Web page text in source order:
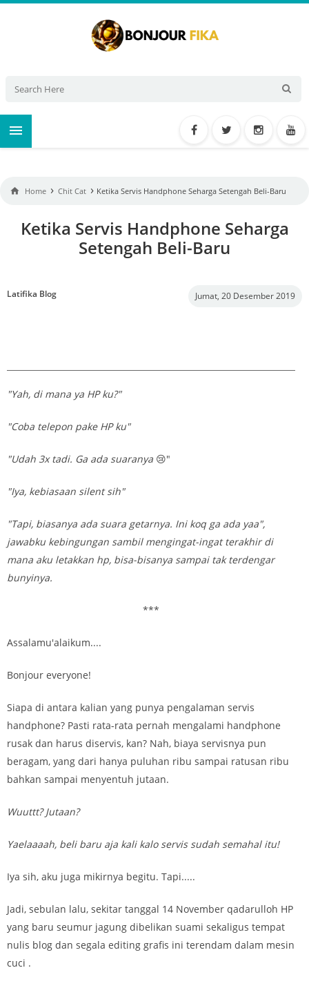

 Home › Chit Cat › Ketika Servis Handphone Seharga Setengah Beli-Baru
Ketika Servis Handphone Seharga
Setengah Beli-Baru
Latifika Blog Jumat, 20 Desember 2019
"Yah, di mana ya HP ku?"
"Coba telepon pake HP ku"
"Udah 3x tadi. Ga ada suaranya 😢"
"Iya, kebiasaan silent sih"
"Tapi, biasanya ada suara getarnya. Ini koq ga ada yaa",
jawabku kebingungan sambil mengingat-ingat terakhir di
mana aku letakkan hp, bisa-bisanya sampai tak terdengar
bunyinya.
***
Assalamu'alaikum....
Bonjour everyone!
Siapa di antara kalian yang punya pengalaman servis
handphone? Pasti rata-rata pernah mengalami handphone
rusak dan harus diservis, kan? Nah, biaya servisnya pun
beragam, yang dari hanya puluhan ribu sampai ratusan ribu
bahkan sampai menyentuh jutaan.
Wuuttt? Jutaan?
Yaelaaaah, beli baru aja kali kalo servis sudah semahal itu!
Iya sih, aku juga mikirnya begitu. Tapi.....
Jadi, sebulan lalu, sekitar tanggal 14 November qadarulloh HP
yang baru seumur jagung dibelikan suami sekaligus tempat
nulis blog dan segala editing grafis ini terendam dalam mesin
cuci .